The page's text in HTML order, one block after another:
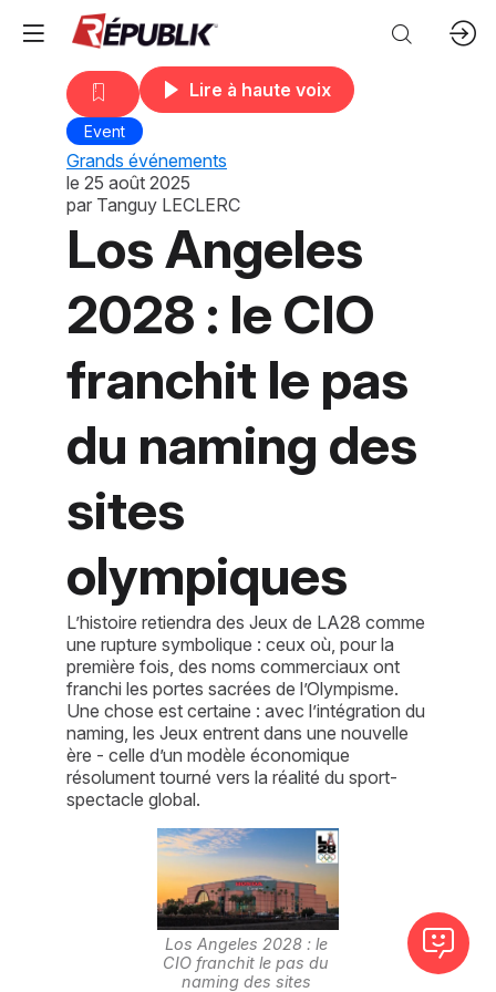
Lire à haute voix
Event
Grands événements
le 25 août 2025
par Tanguy LECLERC
Los Angeles
2028 : le CIO
franchit le pas
du naming des
sites
olympiques
L’histoire retiendra des Jeux de LA28 comme
une rupture symbolique : ceux où, pour la
première fois, des noms commerciaux ont
franchi les portes sacrées de l’Olympisme.
Une chose est certaine : avec l’intégration du
naming, les Jeux entrent dans une nouvelle
ère - celle d’un modèle économique
résolument tourné vers la réalité du sport-
spectacle global.
Los Angeles 2028 : le
CIO franchit le pas du
naming des sites